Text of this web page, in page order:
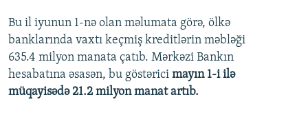
360p
480p
720p
Bu il iyunun 1-nə olan məlumata görə, ölkə
banklarında vaxtı keçmiş kreditlərin məbləği
635.4 milyon manata çatıb. Mərkəzi Bankın
hesabatına əsasən, bu göstərici mayın 1-i ilə
müqayisədə 21.2 milyon manat artıb.